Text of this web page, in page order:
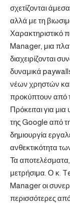
σχετίζονται
αλλά με τη
Χαρακτηριστικό
Manager, μια
διαχειρίζονται
δυναμικά
νέων χρηστών
προκύπτουν από
Πρόκειται για
της Google από
δημιουργία
ανθεκτικότητα
Τα αποτελέσματα,
μετρήσιμα. Ο κ.
Manager οι
περισσότερες